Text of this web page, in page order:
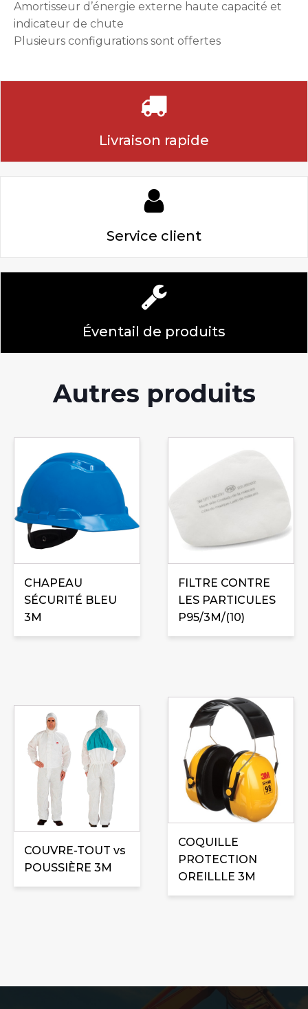
Amortisseur d’énergie externe haute capacité et
indicateur de chute
Plusieurs configurations sont offertes
Livraison rapide
Service client
Éventail de produits
Autres produits
CHAPEAU
SÉCURITÉ BLEU
3M
FILTRE CONTRE
LES PARTICULES
P95/3M/(10)
COUVRE-TOUT vs
POUSSIÈRE 3M
produit
plusieurs
variations.
options
peuvent
être
choisies
sur
COQUILLE
PROTECTION
OREILLLE 3M